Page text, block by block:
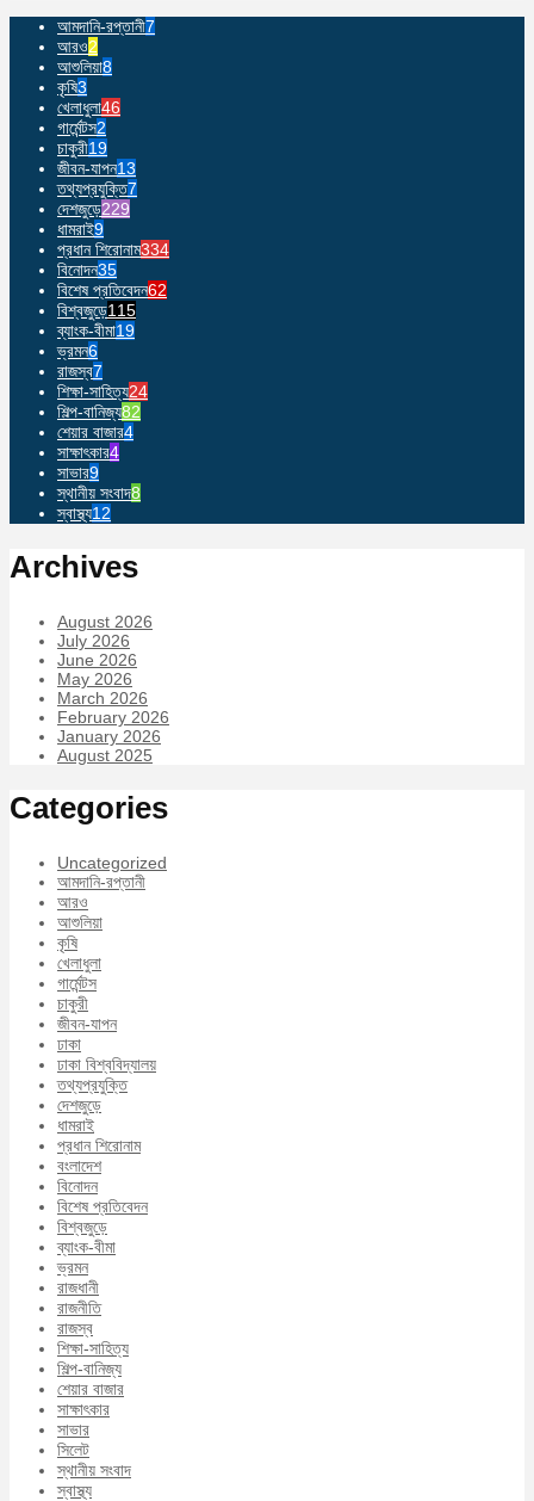
আমদানি-রপ্তানী7
আরও2
আশুলিয়া8
কৃষি3
খেলাধুলা46
গার্মেন্টস2
চাকুরী19
জীবন-যাপন13
তথ্যপ্রযুক্তি7
দেশজুড়ে229
ধামরাই9
প্রধান শিরোনাম334
বিনোদন35
বিশেষ প্রতিবেদন62
বিশ্বজুড়ে115
ব্যাংক-বীমা19
ভ্রমন6
রাজস্ব7
শিক্ষা-সাহিত্য24
শিল্প-বানিজ্য82
শেয়ার বাজার4
সাক্ষাৎকার4
সাভার9
স্থানীয় সংবাদ8
স্বাস্থ্য12
Archives
August 2026
July 2026
June 2026
May 2026
March 2026
February 2026
January 2026
August 2025
Categories
Uncategorized
আমদানি-রপ্তানী
আরও
আশুলিয়া
কৃষি
খেলাধুলা
গার্মেন্টস
চাকুরী
জীবন-যাপন
ঢাকা
ঢাকা বিশ্ববিদ্যালয়
তথ্যপ্রযুক্তি
দেশজুড়ে
ধামরাই
প্রধান শিরোনাম
বংলাদেশ
বিনোদন
বিশেষ প্রতিবেদন
বিশ্বজুড়ে
ব্যাংক-বীমা
ভ্রমন
রাজধানী
রাজনীতি
রাজস্ব
শিক্ষা-সাহিত্য
শিল্প-বানিজ্য
শেয়ার বাজার
সাক্ষাৎকার
সাভার
সিলেট
স্থানীয় সংবাদ
স্বাস্থ্য